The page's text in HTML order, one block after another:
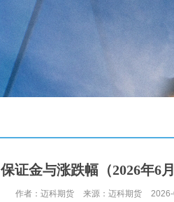
保证金与涨跌幅（2026年6
作者：迈科期货 来源：迈科期货